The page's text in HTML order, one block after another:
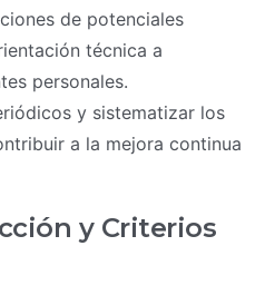
de potenciales
técnica a
personales.
y sistematizar los
a la mejora continua
y Criterios